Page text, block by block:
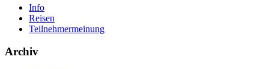
Info
Reisen
Teilnehmermeinung
Archiv